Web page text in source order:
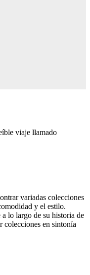
viaje llamado
variadas colecciones
y el estilo.
lo largo de su historia de
colecciones en sintonía